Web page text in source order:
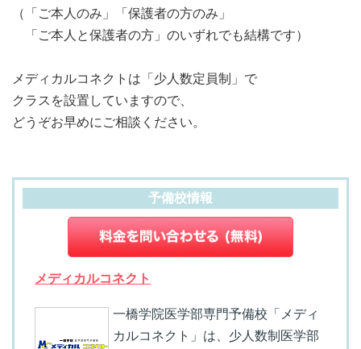
（「ご本人のみ」「保護者の方のみ」
「ご本人と保護者の方」のいずれでも結構です）
メディカルコネクトは「少人数定員制」で
クラスを設置していますので、
どうぞお早めにご相談ください。
予備校情報
メディカルコネクト
一橋学院医学部専門予備校「メディ
カルコネクト」は、少人数制医学部